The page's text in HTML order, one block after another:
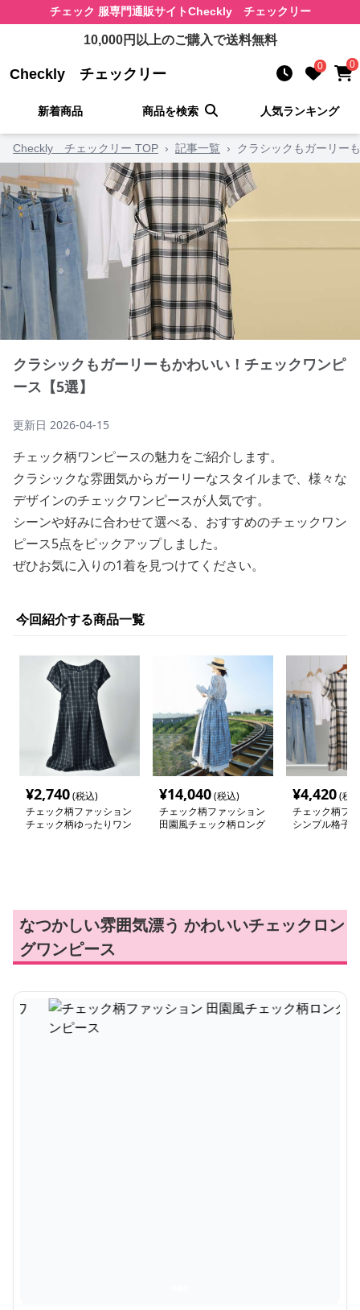
チェック 服専門通販サイトCheckly チェックリー
10,000円以上のご購入で送料無料
Checkly チェックリー 0 0
新着商品 商品を検索 人気ランキング
Checkly チェックリー TOP › 記事一覧 › クラシックもガーリー
クラシックもガーリーもかわいい！チェックワンピ
ース【5選】
更新日 2026-04-15
チェック柄ワンピースの魅力をご紹介します。
クラシックな雰囲気からガーリーなスタイルまで、様々な
デザインのチェックワンピースが人気です。
シーンや好みに合わせて選べる、おすすめのチェックワン
ピース5点をピックアップしました。
ぜひお気に入りの1着を見つけてください。
今回紹介する商品一覧
¥2,740(税込)
チェック柄ファッション
チェック柄ゆったりワン
¥14,040(税込)
チェック柄ファッション
田園風チェック柄ロング
¥4,420(税
チェック柄フ
シンプル格子
なつかしい雰囲気漂う かわいいチェックロン
グワンピース